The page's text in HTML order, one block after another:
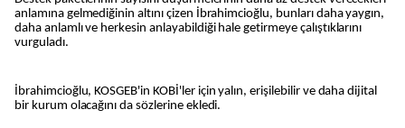
anlamına gelmediğinin altını çizen İbrahimcioğlu, bunları daha yaygın,
daha anlamlı ve herkesin anlayabildiği hale getirmeye çalıştıklarını
vurguladı.
İbrahimcioğlu, KOSGEB'in KOBİ'ler için yalın, erişilebilir ve daha dijital
bir kurum olacağını da sözlerine ekledi.